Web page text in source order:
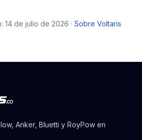
14 de julio de 2026 · Sobre Voltaris
Anker, Bluetti y RoyPow en